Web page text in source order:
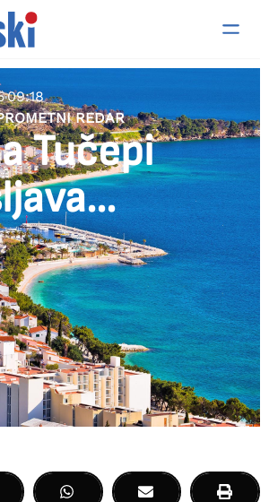
09:18
REDAR
Tučepi